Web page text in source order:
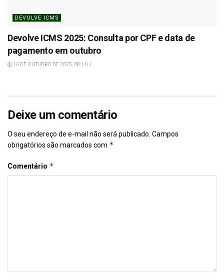
DEVOLVE ICMS
Devolve ICMS 2025: Consulta por CPF e data de
pagamento em outubro
16 DE OUTUBRO DE 2025, 08:14H
Deixe um comentário
O seu endereço de e-mail não será publicado. Campos
obrigatórios são marcados com *
Comentário *